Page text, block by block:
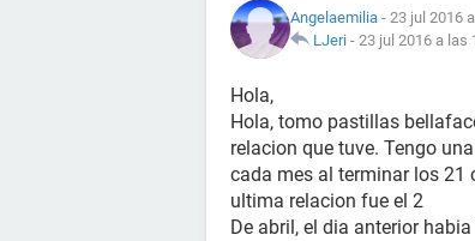
Angelaemilia - 23 jul 2016
LJeri - 23 jul 2016 a las
Hola,
Hola, tomo pastillas
relacion que tuve. Tengo
cada mes al terminar los
ultima relacion fue el 2
De abril, el dia anterior